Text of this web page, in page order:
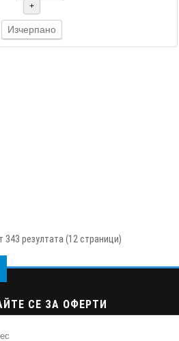
+
Изчерпано
343 резултата (12 страници)
СЕ ЗА ОФЕРТИ